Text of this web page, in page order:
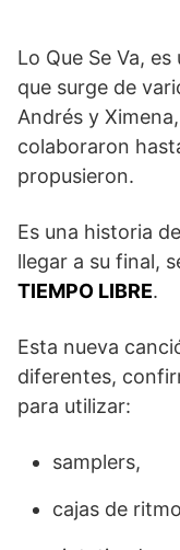
Lo Que Se Va,
que surge de
Andrés y
colaboraron
propusieron.
Es una historia
llegar a su final,
TIEMPO LIBRE.
Esta nueva
diferentes,
para utilizar:
samplers,
cajas de